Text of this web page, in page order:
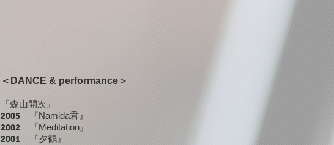
＜DANCE & performance＞
『森山開次』
2005 『Namida君』
2002 『Meditation』
2001 『夕鶴』